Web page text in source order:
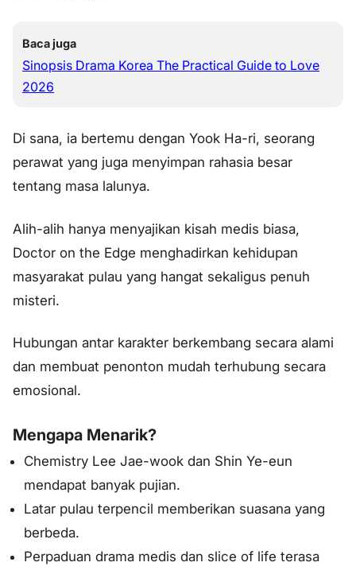
Baca juga
Sinopsis Drama Korea The Practical Guide to Love
2026
Di sana, ia bertemu dengan Yook Ha-ri, seorang
perawat yang juga menyimpan rahasia besar
tentang masa lalunya.
Alih-alih hanya menyajikan kisah medis biasa,
Doctor on the Edge menghadirkan kehidupan
masyarakat pulau yang hangat sekaligus penuh
misteri.
Hubungan antar karakter berkembang secara alami
dan membuat penonton mudah terhubung secara
emosional.
Mengapa Menarik?
Chemistry Lee Jae-wook dan Shin Ye-eun
mendapat banyak pujian.
Latar pulau terpencil memberikan suasana yang
berbeda.
Perpaduan drama medis dan slice of life terasa